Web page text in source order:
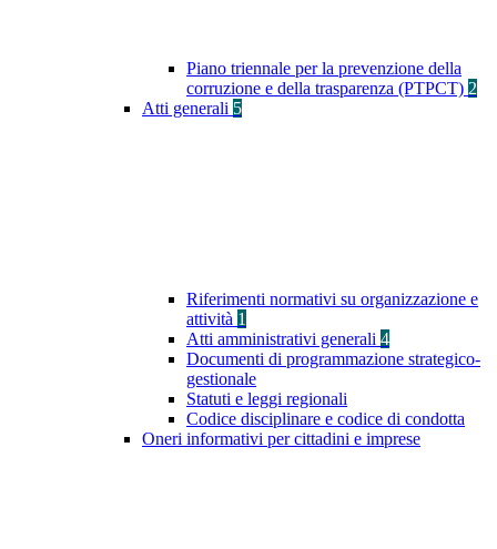
Piano triennale per la prevenzione della
corruzione e della trasparenza (PTPCT) 2
Atti generali 5
Riferimenti normativi su organizzazione e
attività 1
Atti amministrativi generali 4
Documenti di programmazione strategico-
gestionale
Statuti e leggi regionali
Codice disciplinare e codice di condotta
Oneri informativi per cittadini e imprese